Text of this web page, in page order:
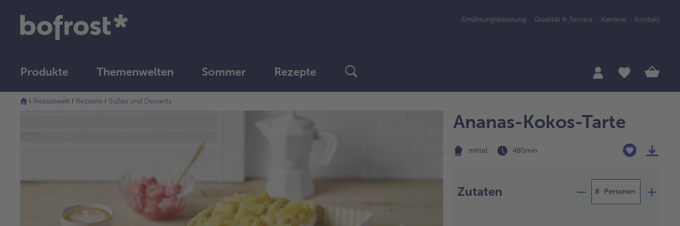
Ernährungsberatung Qualität & Service Karriere Kontakt
Produkte Themenwelten Sommer Rezepte
Rezeptwelt Rezepte Süßes und Desserts
Ananas-Kokos-Tarte
mittel 480 min
Zutaten Personen